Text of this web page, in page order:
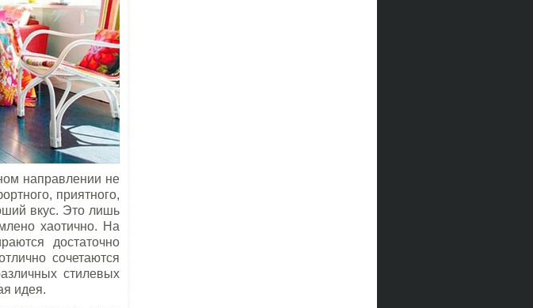
направлении не
приятного,
вкус. Это лишь
хаотично. На
достаточно
сочетаются
стилевых
идея.